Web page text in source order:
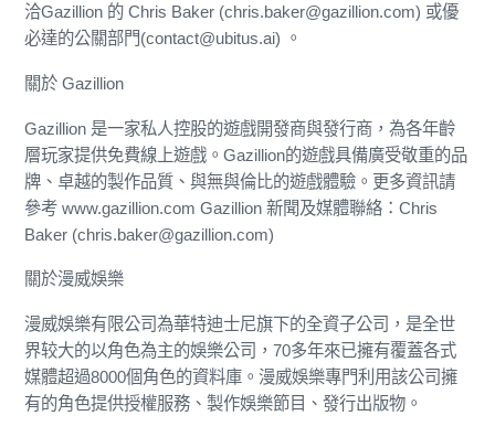
洽Gazillion 的 Chris Baker (chris.baker@gazillion.com) 或優
必達的公關部門(contact@ubitus.ai) 。
關於 Gazillion
Gazillion 是一家私人控股的遊戲開發商與發行商，為各年齡
層玩家提供免費線上遊戲。Gazillion的遊戲具備廣受敬重的品
牌、卓越的製作品質、與無與倫比的遊戲體驗。更多資訊請
參考 www.gazillion.com Gazillion 新聞及媒體聯絡：Chris
Baker (chris.baker@gazillion.com)
關於漫威娛樂
漫威娛樂有限公司為華特迪士尼旗下的全資子公司，是全世
界较大的以角色為主的娛樂公司，70多年來已擁有覆蓋各式
媒體超過8000個角色的資料庫。漫威娛樂專門利用該公司擁
有的角色提供授權服務、製作娛樂節目、發行出版物。